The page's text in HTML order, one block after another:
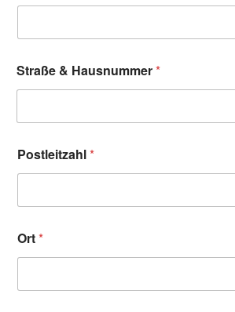
Straße & Hausnummer*
Postleitzahl*
Ort*